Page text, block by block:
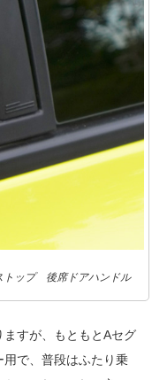
トップ 後席ドアハンドル
すが、もともとAセグ
用で、普段はふたり乗